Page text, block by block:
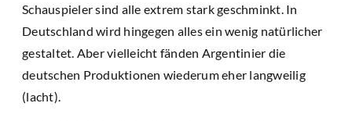
Schauspieler sind alle extrem stark geschminkt. In
Deutschland wird hingegen alles ein wenig natürlicher
gestaltet. Aber vielleicht fänden Argentinier die
deutschen Produktionen wiederum eher langweilig
(lacht).